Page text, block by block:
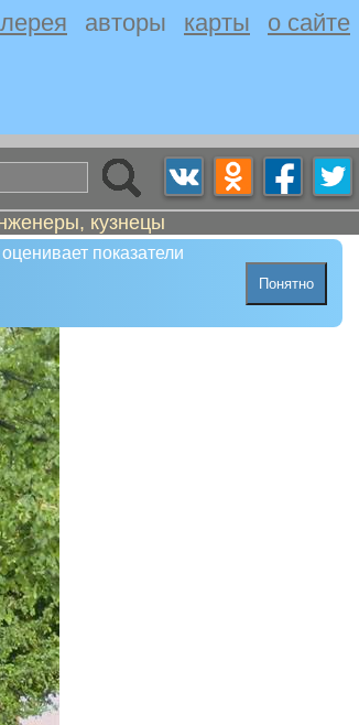
авторы карты о сайте
кузнецы
показатели
Понятно